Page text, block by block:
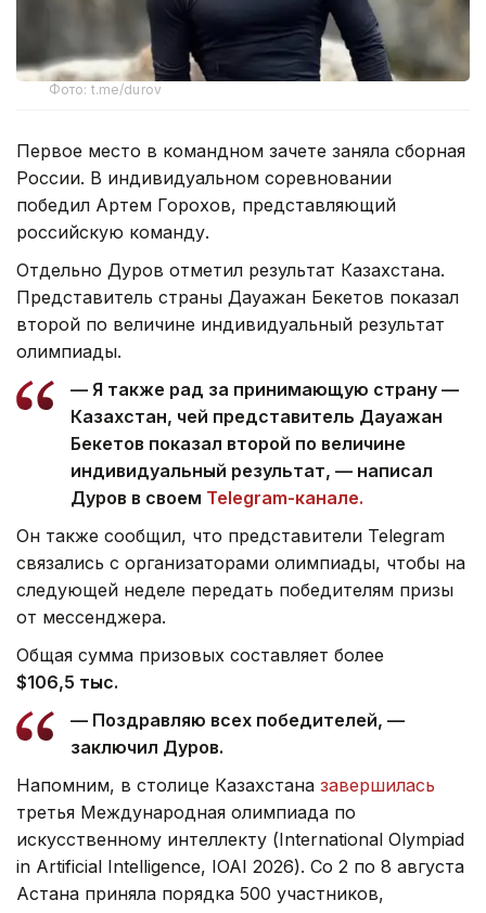
Фото: t.me/durov
Первое место в командном зачете заняла сборная
России. В индивидуальном соревновании
победил Артем Горохов, представляющий
российскую команду.
Отдельно Дуров отметил результат Казахстана.
Представитель страны Дауажан Бекетов показал
второй по величине индивидуальный результат
олимпиады.
— Я также рад за принимающую страну —
Казахстан, чей представитель Дауажан
Бекетов показал второй по величине
индивидуальный результат, — написал
Дуров в своем Telegram-канале.
Он также сообщил, что представители Telegram
связались с организаторами олимпиады, чтобы на
следующей неделе передать победителям призы
от мессенджера.
Общая сумма призовых составляет более
$106,5 тыс.
— Поздравляю всех победителей, —
заключил Дуров.
Напомним, в столице Казахстана завершилась
третья Международная олимпиада по
искусственному интеллекту (International Olympiad
in Artificial Intelligence, IOAI 2026). Со 2 по 8 августа
Астана приняла порядка 500 участников,